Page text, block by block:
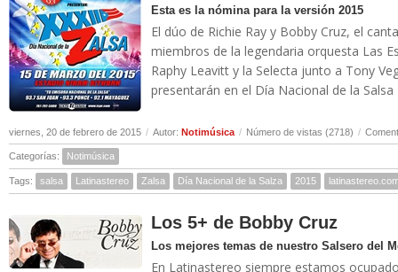
Esta es la nómina para la versión 2015
El dúo de Richie Ray y Bobby Cruz, el
miembros de la legendaria orquesta Las
Raphy Leavitt y la Selecta junto a Tony
presentarán en el Día Nacional de la Salsa
viernes, 20 de febrero de 2015 / Autor: Notimúsica / Número de vistas (2718) /
Categorías: Notimúsica
Tags: salsa Latinastereo Zalsa Día Nacional de la Salza 2015
Los 5+ de Bobby Cruz
Los mejores temas de nuestro Salsero del
En Latinastereo siempre estamos